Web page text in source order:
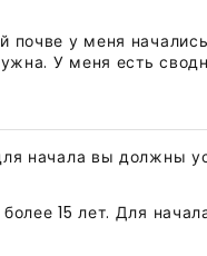
почве у меня
У меня есть
начала вы должны
15 лет. Для